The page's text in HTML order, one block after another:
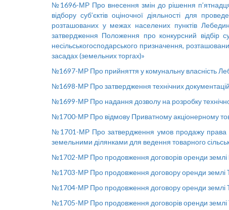
№1696-МР Про внесення змін до рішення
відбору суб’єктів оціночної діяльності для
розташованих у межах населених пунктів
затвердження Положення про конкурсний відбір
несільськогосподарського призначення,
засадах (земельних торгах)»
№1697-МР Про прийняття у комунальну власність
№1698-МР Про затвердження технічних
№1699-МР Про надання дозволу на розробку
№1700-МР Про відмову Приватному акціонерному
№1701-МР Про затвердження умов продажу права
земельними ділянками для ведення товарного
№1702-МР Про продовження договорів оренди землі
№1703-МР Про продовження договору оренди землі
№1704-МР Про продовження договору оренди землі
№1705-МР Про продовження договорів оренди